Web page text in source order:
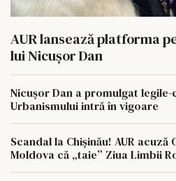
AUR lansează platforma
lui Nicușor Dan
Nicușor Dan a promulgat legile-
Urbanismului intră în vigoare
Scandal la Chișinău! AUR
Moldova că „taie” Ziua Limbii